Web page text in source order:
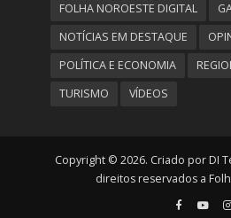
FOLHA NOROESTE DIGITAL
NOTÍCIAS EM DESTAQUE
POLÍTICA E ECONOMIA
TURISMO
VÍDEOS
Copyright © 2026. Criado por DI
direitos reservados a